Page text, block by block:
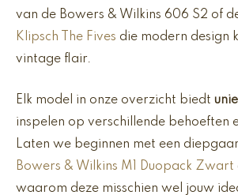
van de Bowers & Wilkins 606 S2 of
Klipsch The Fives die modern design
vintage flair.
Elk model in onze overzicht biedt
inspelen op verschillende behoeften
Laten we beginnen met een
Bowers & Wilkins M1 Duopack Zwart
waarom deze misschien wel jouw